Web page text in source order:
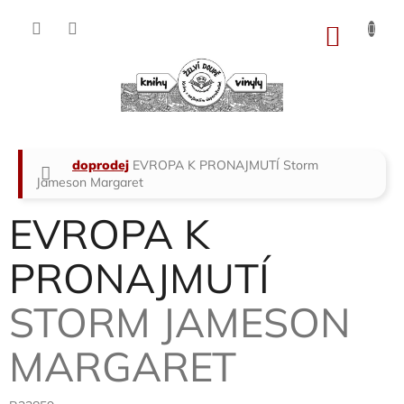
Domů
doprodej EVROPA K PRONAJMUTÍ Storm
Jameson Margaret
EVROPA K
PRONAJMUTÍ
STORM JAMESON
MARGARET